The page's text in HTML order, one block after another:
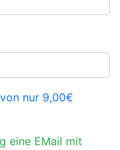
nur 9,00€
eine EMail mit